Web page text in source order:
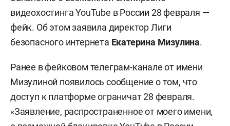
видеохостинга YouTube в России 28 февраля —
фейк. Об этом заявила директор Лиги
безопасного интернета Екатерина Мизулина.
Ранее в фейковом телеграм-канале от имени
Мизулиной появилось сообщение о том, что
доступ к платформе ограничат 28 февраля.
«Заявление, распространенное от моего имени,